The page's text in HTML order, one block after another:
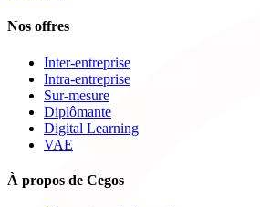
Nos offres
Inter-entreprise
Intra-entreprise
Sur-mesure
Diplômante
Digital Learning
VAE
À propos de Cegos